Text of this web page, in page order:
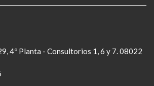
4º Planta - Consultorios 1, 6 y 7. 08022